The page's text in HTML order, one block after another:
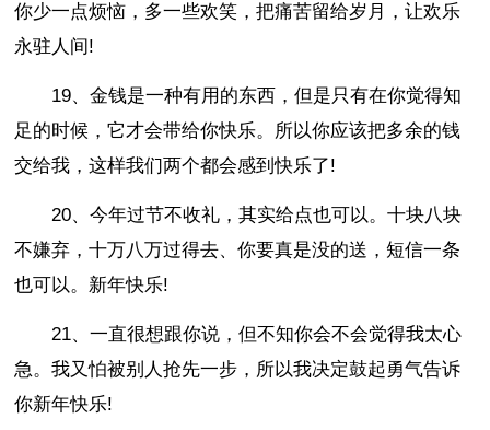
你少一点烦恼，多一些欢笑，把痛苦留给岁月，让欢乐
永驻人间!
19、金钱是一种有用的东西，但是只有在你觉得知
足的时候，它才会带给你快乐。所以你应该把多余的钱
交给我，这样我们两个都会感到快乐了!
20、今年过节不收礼，其实给点也可以。十块八块
不嫌弃，十万八万过得去、你要真是没的送，短信一条
也可以。新年快乐!
21、一直很想跟你说，但不知你会不会觉得我太心
急。我又怕被别人抢先一步，所以我决定鼓起勇气告诉
你新年快乐!